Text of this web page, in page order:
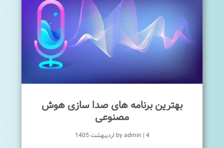
بهترین برنامه های صدا سازی هوش
مصنوعی
byadmin | 4 اردیبهشت 1405